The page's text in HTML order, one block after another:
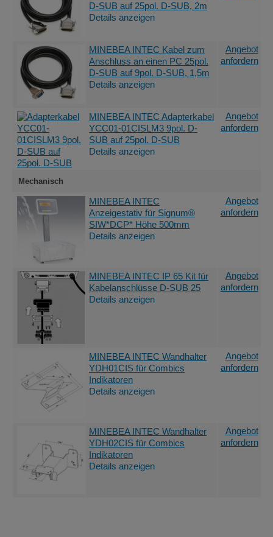
D-SUB auf 25pol. D-SUB, 2m
Details anzeigen
MINEBEA INTEC Kabel zum
Anschluss an einen PC 25pol.
D-SUB auf 9pol. D-SUB, 1,5m
Details anzeigen
Angebot
anfordern
MINEBEA INTEC Adapterkabel
YCC01-01CISLM3 9pol. D-
SUB auf 25pol. D-SUB
Details anzeigen
Angebot
anfordern
Mechanisch
MINEBEA INTEC
Anzeigestativ für Signum®
SIW*DCP* Höhe 500mm
Details anzeigen
Angebot
anfordern
MINEBEA INTEC IP 65 Kit für
Kabelanschlüsse D-SUB 25
Details anzeigen
Angebot
anfordern
MINEBEA INTEC Wandhalter
YDH01CIS für Combics
Indikatoren
Details anzeigen
Angebot
anfordern
MINEBEA INTEC Wandhalter
YDH02CIS für Combics
Indikatoren
Details anzeigen
Angebot
anfordern